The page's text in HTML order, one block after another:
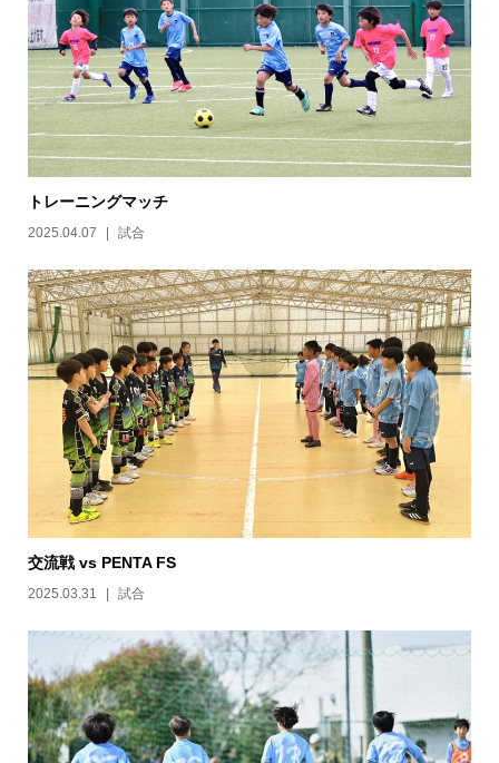
トレーニングマッチ
2025.04.07 試合
交流戦 vs PENTA FS
2025.03.31 試合